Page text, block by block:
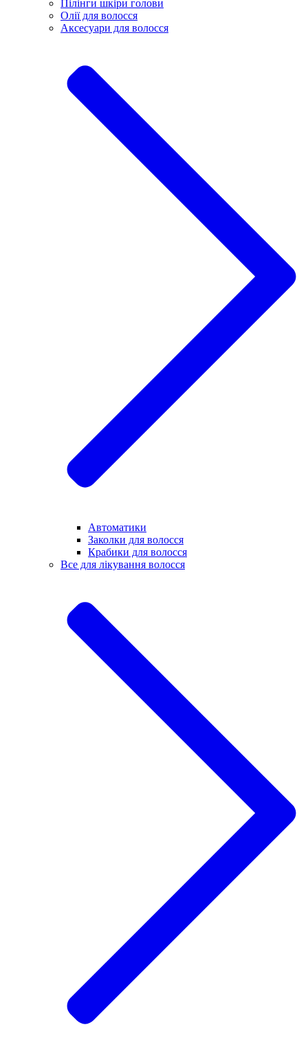
Пілінги шкіри голови
Олії для волосся
Аксесуари для волосся
Автоматики
Заколки для волосся
Крабики для волосся
Все для лікування волосся